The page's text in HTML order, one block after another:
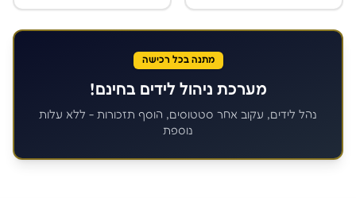
מתנה בכל רכישה
מערכת ניהול לידים בחינם!
נהל לידים, עקוב אחר סטטוסים, הוסף תזכורות - ללא עלות
נוספת